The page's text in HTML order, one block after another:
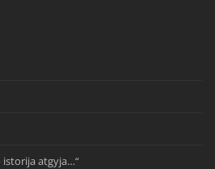
istorija atgyja…“